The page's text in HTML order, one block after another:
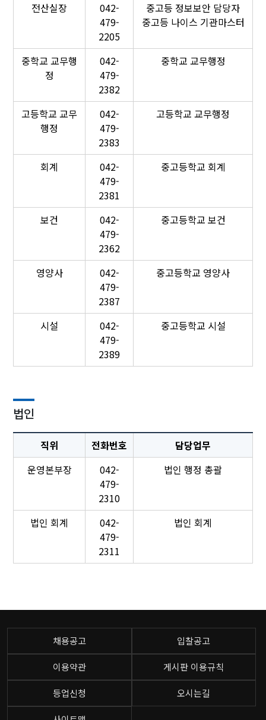
전산실장
042-
479-
2205
중고등 정보보안 담당자
중고등 나이스 기관마스터
중학교 교무행
정
042-
479-
2382
중학교 교무행정
고등학교 교무
행정
042-
479-
2383
고등학교 교무행정
회계
042-
479-
2381
중고등학교 회계
보건
042-
479-
2362
중고등학교 보건
영양사
042-
479-
2387
중고등학교 영양사
시설
042-
479-
2389
중고등학교 시설
법인
직위 전화번호
담당업무
운영본부장
042-
479-
2310
법인 행정 총괄
법인 회계
042-
479-
2311
법인 회계
채용공고 입찰공고
이용약관 게시판 이용규칙
등업신청 오시는길